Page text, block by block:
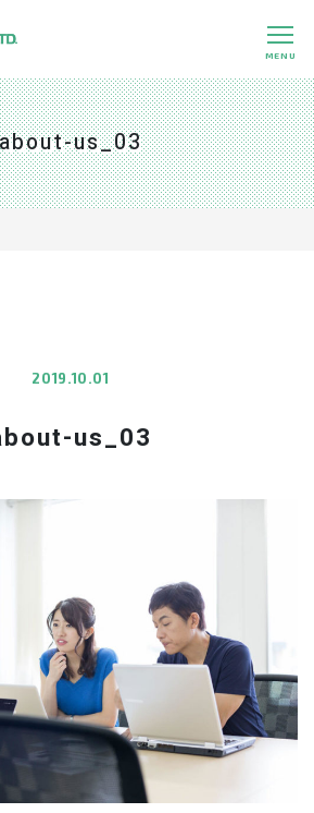
MENU
891-224 平日 9:00～17:45
お問い合わせ
about-us_03
2019.10.01
us_03